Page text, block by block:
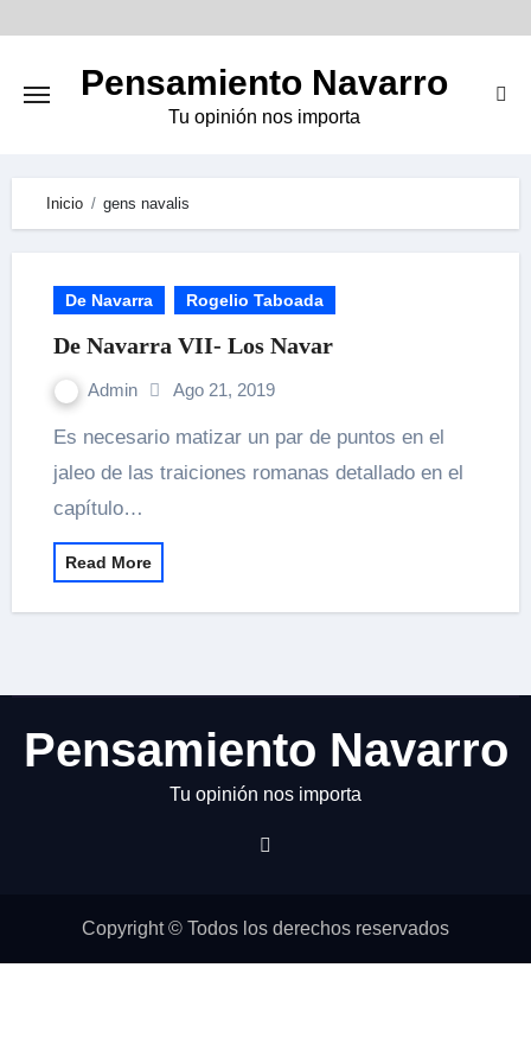
Pensamiento Navarro
Tu opinión nos importa
Inicio gens navalis
De Navarra Rogelio Taboada
De Navarra VII- Los Navar
Admin Ago 21, 2019
Es necesario matizar un par de puntos en el
jaleo de las traiciones romanas detallado en el
capítulo…
Read More
Pensamiento Navarro
Tu opinión nos importa
Copyright © Todos los derechos reservados